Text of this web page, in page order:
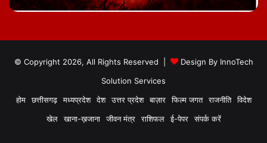
© Copyright 2026, All Rights Reserved | Design By InnoTech
Solution Services
होम
छत्तीसगढ़ मध्यप्रदेश देश उत्तर प्रदेश बाज़ार फिल्म जगत राजनीति
विदेश
खेल
खाना-ख़जाना जीवन मंत्र राशिफल ई-पेपर संपर्क करें